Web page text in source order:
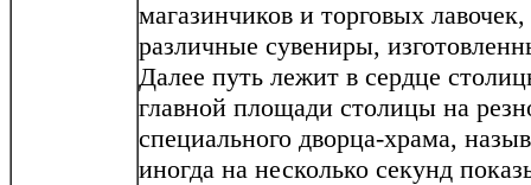
магазинчиков и торговых
различные сувениры,
Далее путь лежит в сердце
главной площади столицы на
специального дворца-храма,
иногда на несколько секунд